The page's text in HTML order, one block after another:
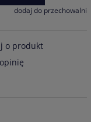
dodaj do przechowalni
o produkt